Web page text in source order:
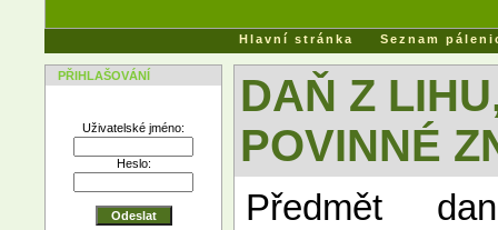
Hlavní stránka Seznam
PŘIHLAŠOVÁNÍ
Uživatelské jméno:
Heslo:
DAŇ Z
POVINNÉ
Předmět